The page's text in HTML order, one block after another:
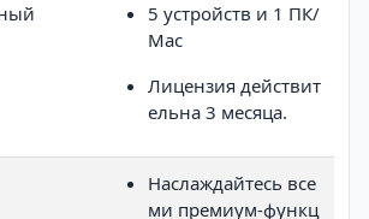
5 устройств и 1 ПК/
Mac
Лицензия действит
ельна 3 месяца.
Наслаждайтесь все
ми премиум-функц